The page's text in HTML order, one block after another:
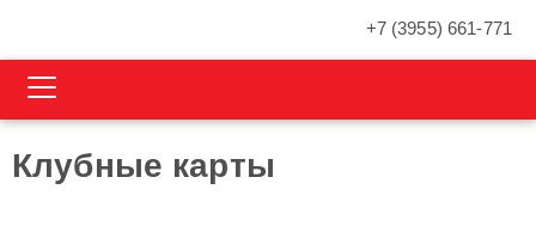
+7 (3955) 661-771
Клубные карты